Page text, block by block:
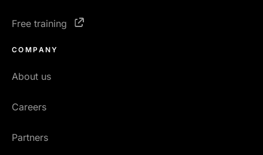
Free training
COMPANY
About us
Careers
Partners